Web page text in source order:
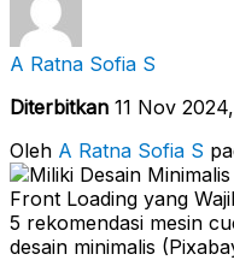
A Ratna Sofia S
Diterbitkan 11 Nov
Oleh A Ratna Sofia S
5 rekomendasi mesin
desain minimalis